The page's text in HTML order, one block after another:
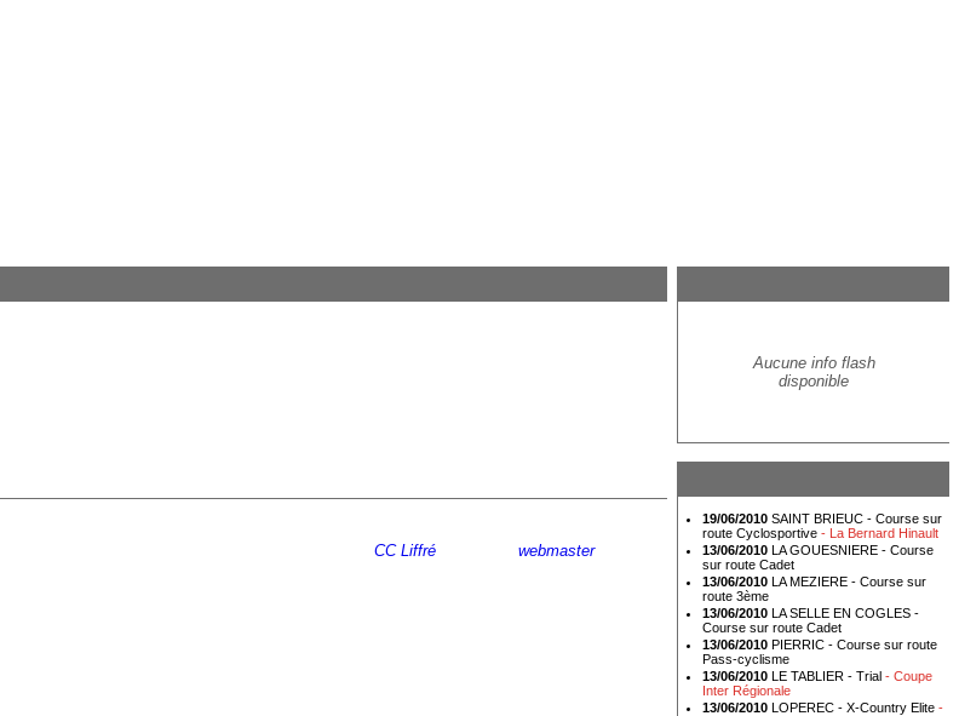
Aucune info flash
disponible
19/06/2010 SAINT BRIEUC - Course sur
route Cyclosportive - La Bernard Hinault
13/06/2010 LA GOUESNIERE - Course
sur route Cadet
13/06/2010 LA MEZIERE - Course sur
route 3ème
13/06/2010 LA SELLE EN COGLES -
Course sur route Cadet
13/06/2010 PIERRIC - Course sur route
Pass-cyclisme
13/06/2010 LE TABLIER - Trial - Coupe
Inter Régionale
13/06/2010 LOPEREC - X-Country Elite -
CC Liffré webmaster